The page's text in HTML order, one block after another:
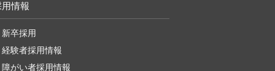
情報
新卒採用
経験者採用情報
障がい者採用情報